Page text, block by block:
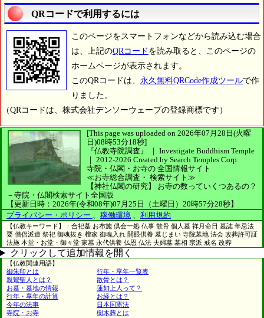
QRコードで利用するには
このページをスマートフォンなどから読み込む場合
は、上記のQRコード を読み取ると、このページの
ホームページが表示されます。
このQRコードは、 永久無料QRCode作成ツールで作
りました。
（QRコードは、株式会社デンソーウェーブの登録商標です）
[This page was uploaded on 2026年07月28日(火曜
日)08時53分18秒]
『仏教寺院調査』 ｜ Investigate Buddhism Temple
｜ 2012-2026 Created by Search Temples Corp.
寺院・仏閣・お寺の 全国情報サイト
≪お寺総合調査・ 検索サイト≫
【神社仏閣の研究】
お寺の数っていくつあるの？
－寺院・仏閣検索サイト全国版
【更新日時：2026年(令和08年)07月25日（土曜日）20時57分28秒】
プライバシー・ポリシー 、 稼働環境 、 利用規約
【仏教キーワード】：合祀墓 お布施 倶会一処 仏事 散骨 個人墓 祥月命日 墓誌 年忌法
要 僧侶派遣 祭祀 御魂抜き 檀家 御魂入れ 開眼供養 墓じまい 寺院墓地 法会 改葬許可証
法施 本堂・お堂・御々堂 家墓 永代供養 仏恩 仏法 夫婦墓 墓相 宗派 戒名 改葬
クリックして追加情報を開く
【仏教関連用語】
御朱印とは
行年・享年一覧表
親鸞聖人とは？
散骨とは？
お墓・墓地の情報
蓮如上人って？
行年・享年の計算
お経とは？
今年の法事
日本国憲法
寺院・お寺
樹木葬とは